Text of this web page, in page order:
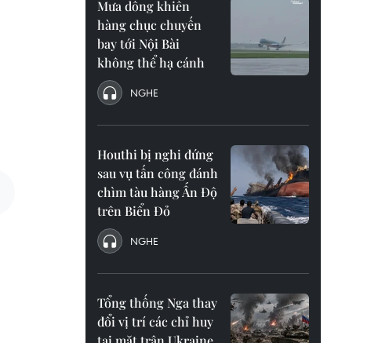
Mưa dông khiến
hàng chục chuyến
bay tới Nội Bài
không thể hạ cánh
NGHE
Houthi bị nghi đứng
sau vụ tấn công đánh
chìm tàu hàng Ấn Độ
trên Biển Đỏ
NGHE
Tổng thống Nga thay
đổi vị trí các chỉ huy